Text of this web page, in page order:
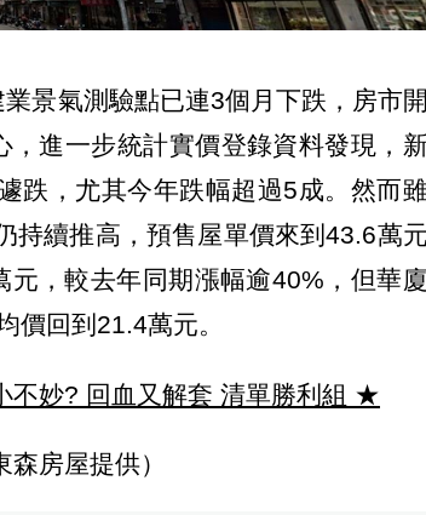
景氣測驗點已連3個月下跌，房市
，進一步統計實價登錄資料發現，
跌，尤其今年跌幅超過5成。然而
持續推高，預售屋單價來到43.6萬元
，較去年同期漲幅逾40%，但華
價回到21.4萬元。
妙? 回血又解套 清單勝利組 ★
房屋提供）